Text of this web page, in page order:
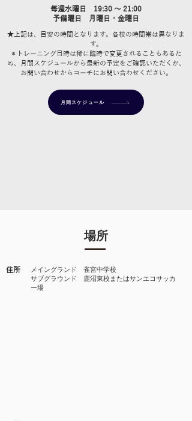
​毎週水曜日 19:30 ～ 21:00
​予備曜日 月曜日・金曜日
★上記は、目安の時間となります。各校の時間帯は異なりま
す。
＊トレーニング日時は稀に臨時で変更されることもあるた
め、月間スケジュールから最新の予定をご確認いただくか、
お問い合わせからコーチにお問い合わせください。
月間スケジュール
場所
住所
メイングランド 雀宮中学校
​サブグラウンド 鹿沼東校またはサンエコサッカ
ー場